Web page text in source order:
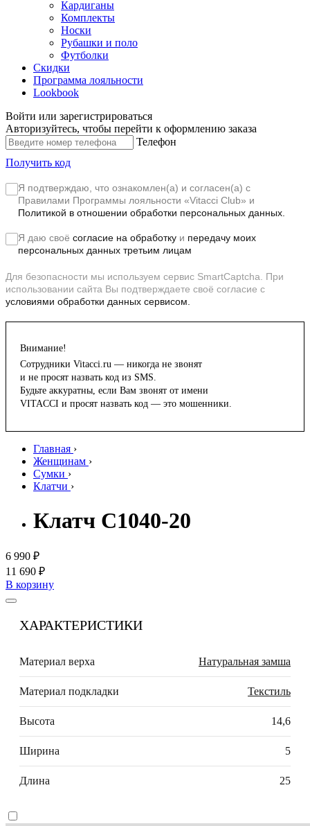
Кардиганы
Комплекты
Носки
Рубашки и поло
Футболки
Скидки
Программа лояльности
Lookbook
Войти или зарегистрироваться
Авторизуйтесь, чтобы перейти к оформлению заказа
Телефон
Получить код
Я подтверждаю, что ознакомлен(а) и согласен(а) с
Правилами Программы лояльности «Vitacci Club» и
Политикой в отношении обработки персональных данных.
Я даю своё согласие на обработку и передачу моих
персональных данных третьим лицам
Для безопасности мы используем сервис SmartCaptcha. При
использовании сайта Вы подтверждаете своё согласие с
условиями обработки данных сервисом.
Внимание!
Сотрудники Vitacci.ru — никогда не звонят
и не просят назвать код из SMS.
Будьте аккуратны, если Вам звонят от имени
VITACCI и просят назвать код — это мошенники.
Главная ›
Женщинам ›
Сумки ›
Клатчи ›
Клатч C1040-20
6 990 ₽
11 690 ₽
В корзину
ХАРАКТЕРИСТИКИ
Материал верха Натуральная замша
Материал подкладки Текстиль
Высота 14,6
Ширина 5
Длина 25